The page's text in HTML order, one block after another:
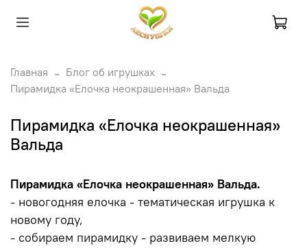
Главная
Блог об игрушках
Пирамидка «Елочка неокрашенная» Вальда
Пирамидка «Елочка неокрашенная»
Вальда
Пирамидка «Елочка неокрашенная» Вальда.
- новогодняя елочка - тематическая игрушка к
новому году,
- собираем пирамидку - развиваем мелкую